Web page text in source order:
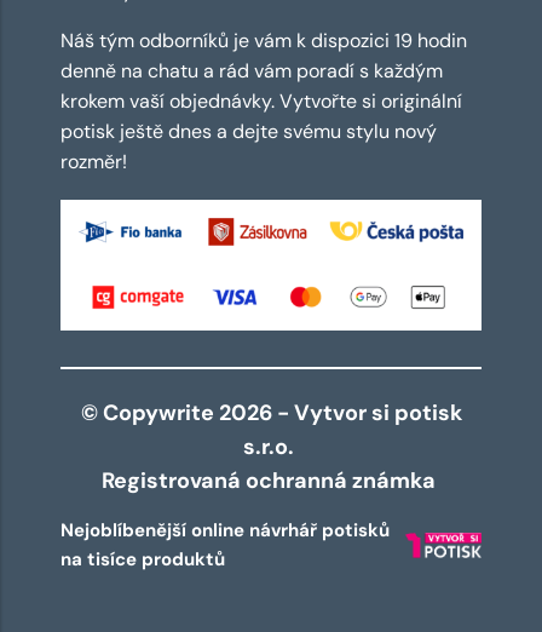
Náš tým odborníků je vám k dispozici 19 hodin
denně na chatu a rád vám poradí s každým
krokem vaší objednávky. Vytvořte si originální
potisk ještě dnes a dejte svému stylu nový
rozměr!
© Copywrite 2026 - Vytvor si potisk
s.r.o.
Registrovaná ochranná známka
Nejoblíbenější online návrhář potisků
na tisíce produktů